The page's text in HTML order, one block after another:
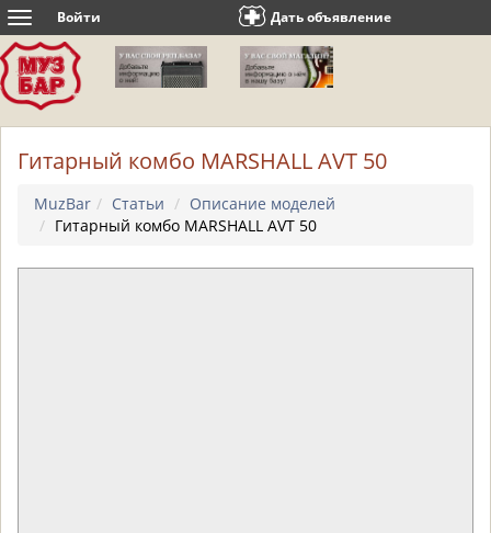
Toggle
navigation
Войти Дать объявление
Гитарный комбо MARSHALL AVT 50
MuzBar Статьи
Описание моделей
Гитарный комбо MARSHALL AVT 50